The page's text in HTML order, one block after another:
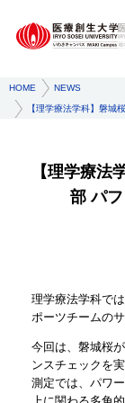
HOME NEWS
【理学療法学科】磐城
【理学療法
部 パ
理学療法学科で
ポーツチームの
今回は、磐城桜
ンスチェックを実
測定では、パワ